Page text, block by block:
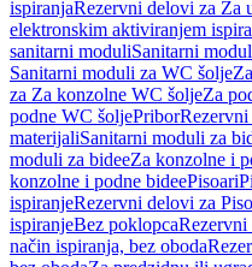
ispiranjaRezervni delovi za Za
elektronskim aktiviranjem
sanitarni moduliSanitarni
Sanitarni moduli za WC šolje
za Za konzolne WC šoljeZa
podne WC šoljePribor
materijaliSanitarni moduli za
moduli za bideeZa konzolne i
konzolne i podne bideePisoari
ispiranjeRezervni delovi za
ispiranjeBez poklopcaRezervni
način ispiranja, bez oboda